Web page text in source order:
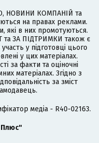
НОВИНИ КОМПАНІЙ та
на правах реклами.
які в них промотуються.
ЗА ПІДТРИМКИ також є
у підготовці цього
у цих матеріалах.
за факти та оціночні
матеріалах. Згідно з
за зміст
медіа - R40-02163.
Плюс"